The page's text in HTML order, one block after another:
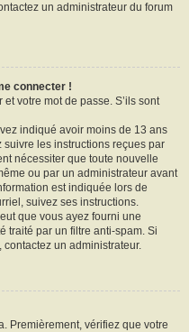
un administrateur du forum
connecter !
votre mot de passe. S’ils sont
indiqué avoir moins de 13 ans
suivre les instructions reçues par
nécessiter que toute nouvelle
ou par un administrateur avant
est indiquée lors de
suivez ses instructions.
que vous ayez fourni une
traité par un filtre anti-spam. Si
contactez un administrateur.
Premièrement, vérifiez que votre